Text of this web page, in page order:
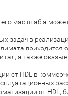
масштаб а
задач в
приходится
а также
от HDL в
от HDL,